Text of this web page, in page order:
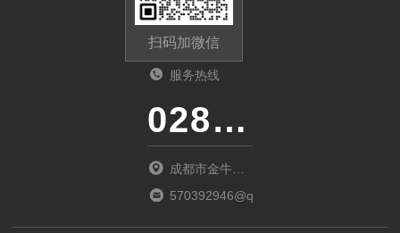
扫码加微信
服务热线
028-87741718
成都市金牛区
金府路799号1
570392946@qq.com